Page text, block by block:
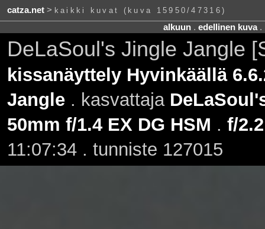
catza.net> kaikki kuvat (kuva 15950/47316)
alkuun. edellinen kuva.
DeLaSoul's Jingle Jangle
kissanäyttely Hyvinkäällä
Jangle. kasvattaja
50mm f/1.4 EX DG HSM . f/2.2
11:07:34 . tunniste 127015